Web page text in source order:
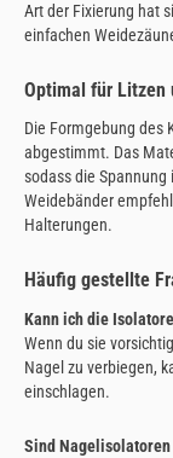
Art der Fixierung hat
einfachen
Optimal für Litzen
Die Formgebung des
abgestimmt. Das
sodass die
Weidebänder
Halterungen.
Häufig gestellte
Kann ich die
Wenn du sie
Nagel zu verbiegen,
einschlagen.
Sind